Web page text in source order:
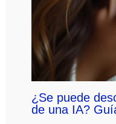
¿Se puede
de una IA?